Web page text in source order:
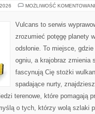
MOŻLIWOŚĆ
Vulcans to serwis
zrozumieć potęgę planety
odsłonie. To miejsce,
ogniu, a krajobraz zmienia
fascynują Cię stożki
spadające nurty,
terenowe, które pomagają
o tych, którzy wolą szlaki